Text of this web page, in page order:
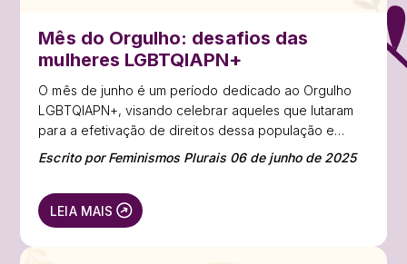
Mês do Orgulho: desafios das
mulheres LGBTQIAPN+
O mês de junho é um período dedicado ao Orgulho
LGBTQIAPN+, visando celebrar aqueles que lutaram
para a efetivação de direitos dessa população e
reforçar o debate contra a supressão de direitos e a
discriminação.
Escrito por Feminismos Plurais 06 de junho de 2025
LEIA MAIS